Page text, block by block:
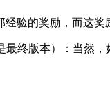
验的奖励，而这
终版本）：当然